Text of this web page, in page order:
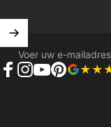
Voer uw e-